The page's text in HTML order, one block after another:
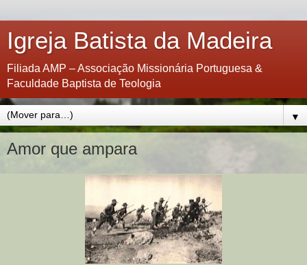
Igreja Batista da Madeira
Filiada AMP – Associação Missionária Portuguesa &
Faculdade Baptista de Teologia
▼
Amor que ampara